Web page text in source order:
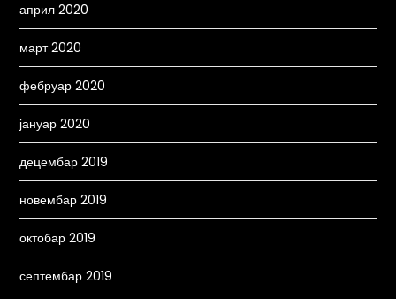
април 2020
март 2020
фебруар 2020
јануар 2020
децембар 2019
новембар 2019
октобар 2019
септембар 2019